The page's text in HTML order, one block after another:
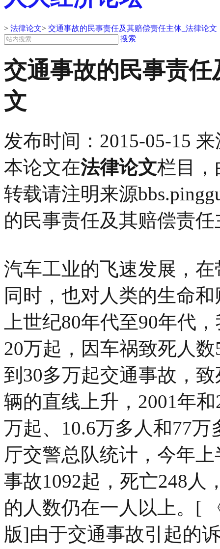
> 法律论文> 交通事故的民事责任及其赔偿责任主体_法律论文
搜索
交通事故的民事责
文
发布时间： 2015-05-15 来
本论文在法律论文栏目，
转载请注明来源
的民事责任及其赔偿责任
汽车工业的飞速发展，
同时，也对人类的生命
上世纪80年代至90年代
20万起，因车祸致死人
到30多万起交通事故，
辆的直线上升，2001年
万起、10.6万多人和77
厅交警总队统计，今年
事故1092起，死亡248人
的人数仍在一人以上。[
版]由于交通事故引起的